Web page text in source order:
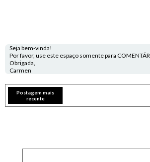
Seja bem-vinda!
Por favor, use este espaço somente para
Obrigada,
Carmen
Postagem mais
recente